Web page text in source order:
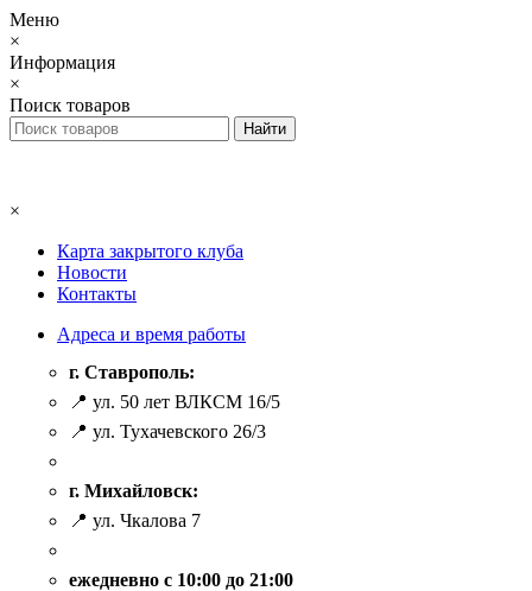
Меню
×
Информация
×
Поиск товаров
×
Карта закрытого клуба
Новости
Контакты
Адреса и время работы
г. Ставрополь:
📍 ул. 50 лет ВЛКСМ 16/5
📍 ул. Тухачевского 26/3
г. Михайловск:
📍 ул. Чкалова 7
ежедневно с 10:00 до 21:00